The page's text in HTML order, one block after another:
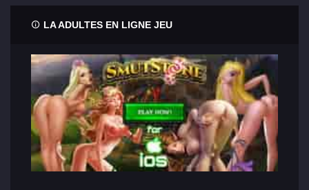
LA ADULTES EN LIGNE JEU